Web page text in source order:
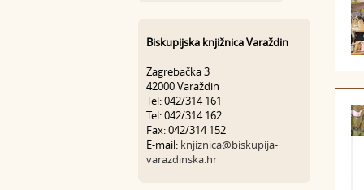
Biskupijska knjižnica Varaždin
Zagrebačka 3
42000 Varaždin
Tel: 042/314 161
Tel: 042/314 162
Fax: 042/314 152
E-mail: knjiznica@biskupija-
varazdinska.hr